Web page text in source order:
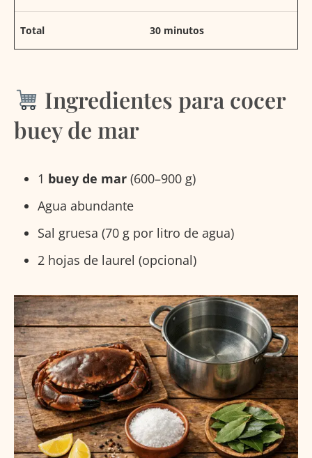
Total 30 minutos
Ingredientes para cocer
buey de mar
1 buey de mar (600–900 g)
Agua abundante
Sal gruesa (70 g por litro de agua)
2 hojas de laurel (opcional)